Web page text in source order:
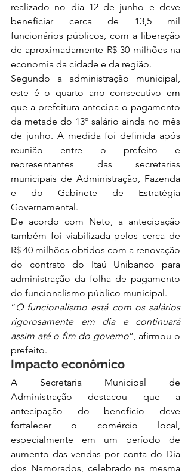
realizado no dia 12 de junho e deve
beneficiar cerca de 13,5 mil
funcionários públicos, com a liberação
de aproximadamente R$ 30 milhões na
economia da cidade e da região.
Segundo a administração municipal,
este é o quarto ano consecutivo em
que a prefeitura antecipa o pagamento
da metade do 13º salário ainda no mês
de junho. A medida foi definida após
reunião entre o prefeito e
representantes das secretarias
municipais de Administração, Fazenda
e do Gabinete de Estratégia
Governamental.
De acordo com Neto, a antecipação
também foi viabilizada pelos cerca de
R$ 40 milhões obtidos com a renovação
do contrato do Itaú Unibanco para
administração da folha de pagamento
do funcionalismo público municipal.
“O funcionalismo está com os salários
rigorosamente em dia e continuará
assim até o fim do governo”, afirmou o
prefeito.
Impacto econômico
A Secretaria Municipal de
Administração destacou que a
antecipação do benefício deve
fortalecer o comércio local,
especialmente em um período de
aumento das vendas por conta do Dia
dos Namorados, celebrado na mesma